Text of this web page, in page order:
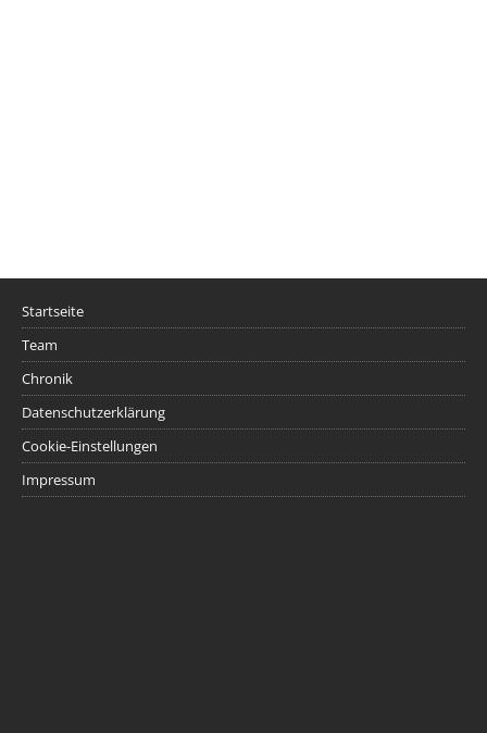
Startseite
Team
Chronik
Datenschutzerklärung
Cookie-Einstellungen
Impressum